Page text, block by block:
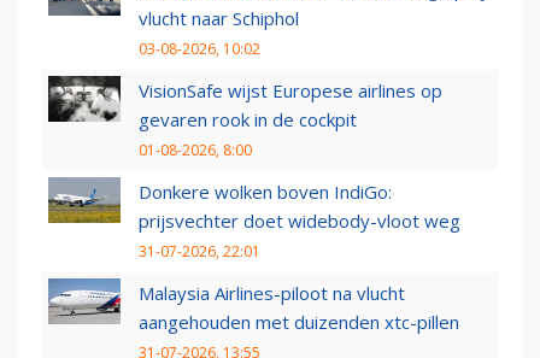
vlucht naar Schiphol
03-08-2026, 10:02
VisionSafe wijst Europese airlines op
gevaren rook in de cockpit
01-08-2026, 8:00
Donkere wolken boven IndiGo:
prijsvechter doet widebody-vloot weg
31-07-2026, 22:01
Malaysia Airlines-piloot na vlucht
aangehouden met duizenden xtc-pillen
31-07-2026, 13:55